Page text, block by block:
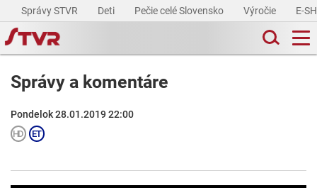
Správy STVR Deti Pečie celé Slovensko Výročie E-
Správy a komentáre
Pondelok 28.01.2019 22:00